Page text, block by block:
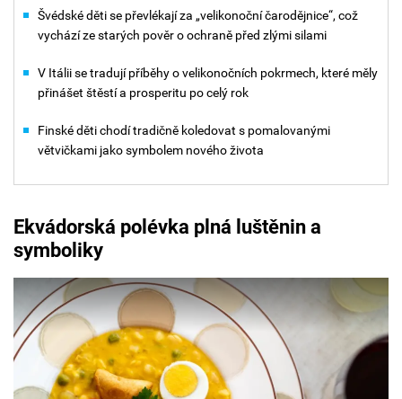
Švédské děti se převlékají za „velikonoční čarodějnice“, což
vychází ze starých pověr o ochraně před zlými silami
V Itálii se tradují příběhy o velikonočních pokrmech, které měly
přinášet štěstí a prosperitu po celý rok
Finské děti chodí tradičně koledovat s pomalovanými
větvičkami jako symbolem nového života
Ekvádorská polévka plná luštěnin a
symboliky